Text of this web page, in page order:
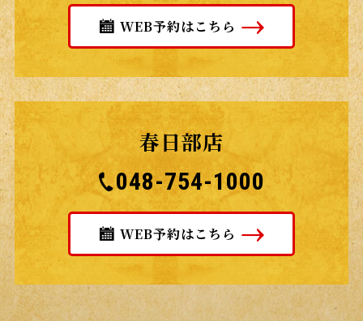
WEB予約はこちら
春日部店
048-754-1000
WEB予約はこちら